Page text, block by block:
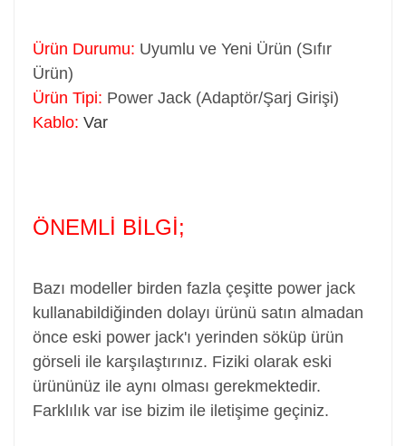
Ürün Durumu: Uyumlu ve Yeni Ürün (Sıfır
Ürün)
Ürün Tipi: Power Jack (Adaptör/Şarj Girişi)
Kablo: Var
ÖNEMLİ BİLGİ;
Bazı modeller birden fazla çeşitte power jack
kullanabildiğinden dolayı ürünü satın almadan
önce eski power jack'ı yerinden söküp ürün
görseli ile karşılaştırınız. Fiziki olarak eski
ürününüz ile aynı olması gerekmektedir.
Farklılık var ise bizim ile iletişime geçiniz.